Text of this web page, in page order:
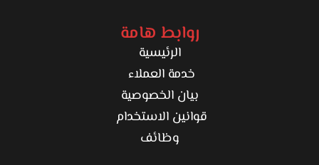
روابط هامة
الرئيسية
خدمة العملاء
بيان الخصوصية
قوانين الاستخدام
وظائف